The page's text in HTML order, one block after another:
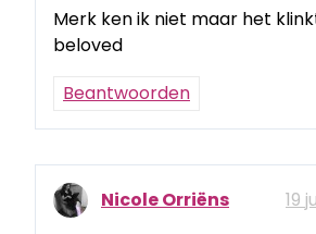
Merk ken ik niet maar het
beloved
Beantwoorden
Nicole Orriëns
19